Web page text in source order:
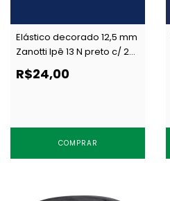
Elástico decorado 12,5 mm
Zanotti Ipê 13 N preto c/ 25
R$24,00
COMPRAR